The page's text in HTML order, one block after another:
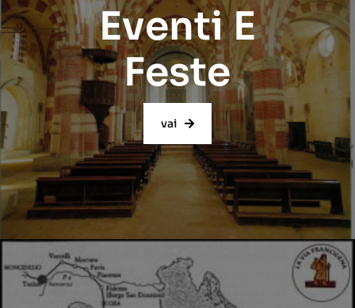
Eventi E
Feste
vai